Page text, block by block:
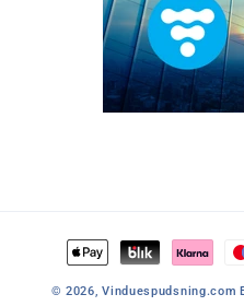
Betalingsmetoder
© 2026,Vinduespudsning.com